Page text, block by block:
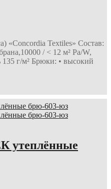
«Concordia Textiles» Состав:
/ < 12 м² Pa/W,
135 г/м² Брюки: • высокий
утеплённые